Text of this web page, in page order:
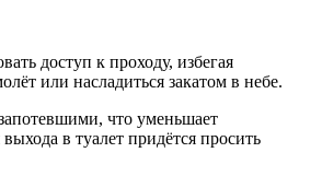
доступ к проходу, избегая
или насладиться закатом в небе.
что уменьшает
в туалет придётся просить